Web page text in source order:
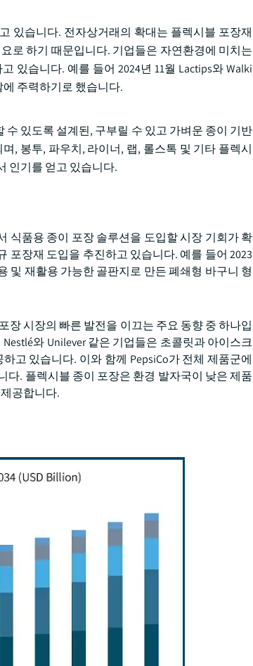
있습니다. 전자상거래의 확대는 플렉시블 포장재
로 하기 때문입니다. 기업들은 자연환경에 미치는
있습니다. 예를 들어 2024년 11월 Lactips와 Walki
주력하기로 했습니다.
있도록 설계된, 구부릴 수 있고 가벼운 종이 기반
, 봉투, 파우치, 라이너, 랩, 롤스톡 및 기타 플렉시
인기를 얻고 있습니다.
식품용 종이 포장 솔루션을 도입할 시장 기회가 확
장재 도입을 추진하고 있습니다. 예를 들어 2023
및 재활용 가능한 골판지로 만든 폐쇄형 바구니 형
장 시장의 빠른 발전을 이끄는 주요 동향 중 하나입
와 Unilever 같은 기업들은 초콜릿과 아이스크
고 있습니다. 이와 함께 PepsiCo가 전체 제품군에
. 플렉시블 종이 포장은 환경 발자국이 낮은 제품
공합니다.